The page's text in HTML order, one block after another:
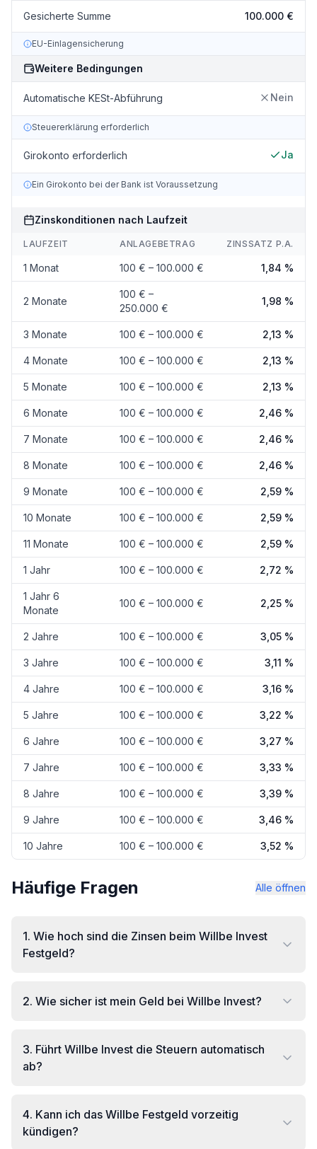
Gesicherte Summe 100.000 €
EU-Einlagensicherung
Weitere Bedingungen
Automatische KESt-Abführung Nein
Steuererklärung erforderlich
Girokonto erforderlich Ja
Ein Girokonto bei der Bank ist Voraussetzung
Zinskonditionen nach Laufzeit
LAUFZEIT ANLAGEBETRAG ZINSSATZ P.A.
1 Monat 100 € – 100.000 € 1,84 %
2 Monate
100 € –
250.000 €
1,98 %
3 Monate 100 € – 100.000 € 2,13 %
4 Monate 100 € – 100.000 € 2,13 %
5 Monate 100 € – 100.000 € 2,13 %
6 Monate 100 € – 100.000 € 2,46 %
7 Monate 100 € – 100.000 € 2,46 %
8 Monate 100 € – 100.000 € 2,46 %
9 Monate 100 € – 100.000 € 2,59 %
10 Monate 100 € – 100.000 € 2,59 %
11 Monate 100 € – 100.000 € 2,59 %
1 Jahr 100 € – 100.000 € 2,72 %
1 Jahr 6
Monate
100 € – 100.000 € 2,25 %
2 Jahre 100 € – 100.000 € 3,05 %
3 Jahre 100 € – 100.000 € 3,11 %
4 Jahre 100 € – 100.000 € 3,16 %
5 Jahre 100 € – 100.000 € 3,22 %
6 Jahre 100 € – 100.000 € 3,27 %
7 Jahre 100 € – 100.000 € 3,33 %
8 Jahre 100 € – 100.000 € 3,39 %
9 Jahre 100 € – 100.000 € 3,46 %
10 Jahre 100 € – 100.000 € 3,52 %
Häufige Fragen Alle öffnen
1. Wie hoch sind die Zinsen beim Willbe Invest
Festgeld?
2. Wie sicher ist mein Geld bei Willbe Invest?
3. Führt Willbe Invest die Steuern automatisch
ab?
4. Kann ich das Willbe Festgeld vorzeitig
kündigen?